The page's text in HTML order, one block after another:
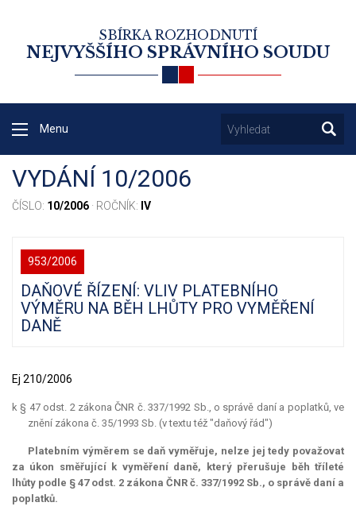
SBÍRKA ROZHODNUTÍ
NEJVYŠŠÍHO SPRÁVNÍHO SOUDU
Menu
VYDÁNÍ 10/2006
ČÍSLO: 10/2006 · ROČNÍK: IV
953/2006
DAŇOVÉ ŘÍZENÍ: VLIV PLATEBNÍHO
VÝMĚRU NA BĚH LHŮTY PRO VYMĚŘENÍ
DANĚ
Ej 210/2006
k § 47 odst. 2 zákona ČNR č. 337/1992 Sb., o správě daní a poplatků, ve
znění zákona č. 35/1993 Sb. (v textu též "daňový řád")
Platebním výměrem se daň vyměřuje, nelze jej tedy považovat
za úkon směřující k vyměření daně, který přerušuje běh tříleté
lhůty podle § 47 odst. 2 zákona ČNR č. 337/1992 Sb., o správě daní a
poplatků.